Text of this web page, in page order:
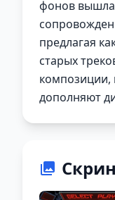
фонов вышла
предлагая
старых
композиции,
дополняют